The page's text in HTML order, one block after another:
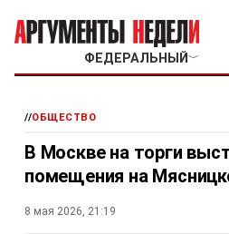
ФЕДЕРАЛЬНЫЙ ﹀
//ОБЩЕСТВО
В Москве на торги
помещения на
8 мая 2026, 21:19